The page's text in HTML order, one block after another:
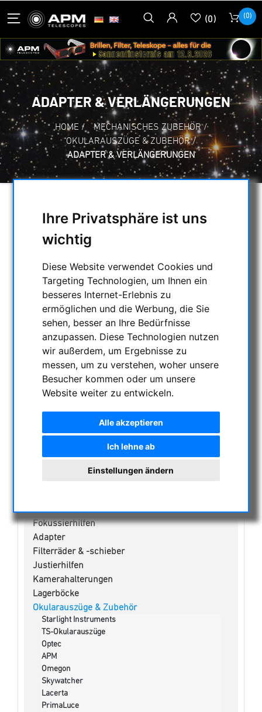
Ihre Privatsphäre ist uns
wichtig
Diese Website verwendet Cookies und
Targeting Technologien, um Ihnen ein
besseres Internet-Erlebnis zu
ermöglichen und die Werbung, die Sie
sehen, besser an Ihre Bedürfnisse
anzupassen. Diese Technologien nutzen
wir außerdem, um Ergebnisse zu
messen, um zu verstehen, woher unsere
Besucher kommen oder um unsere
Website weiter zu entwickeln.
Alle akzeptieren
Ich lehne ab
Einstellungen ändern
(0) (0)
ADAPTER & VERLÄNGERUNGEN
HOME / MECHANISCHES ZUBEHÖR /
OKULARAUSZÜGE & ZUBEHÖR /
ADAPTER & VERLÄNGERUNGEN
NACHTSICHTGERÄTE , WÄRMEKAMERAS &
ENTFERNUNGSMESSER
AKTUELLE ANGEBOTE
ASTROPROFESSIONAL TELESCOPES
SECONDHAND & LAGERBESTAND
APM PRODUKTE
ASTROEINSTIEG
SONNENBEOBACHTUNG
FERNGLÄSER, SPEKTIVE
MONTIERUNGEN & STATIVE
CMOS & CCD KAMERAS
OPTISCHES ZUBEHÖR
Montageplatten
Fokussierhilfen
Adapter
Filterräder & -schieber
Justierhilfen
Kamerahalterungen
Lagerböcke
Okularauszüge & Zubehör
Starlight Instruments
TS-Okularauszüge
Optec
APM
Omegon
Skywatcher
Lacerta
PrimaLuce